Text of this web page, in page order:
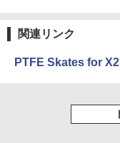
関連リンク
PTFE Skates for